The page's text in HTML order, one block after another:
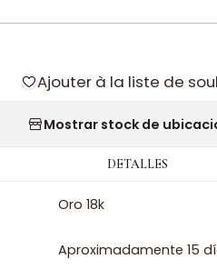
Ajouter à la liste de
Mostrar stock de
DETALLES
Oro 18k
Aproximadamente 15